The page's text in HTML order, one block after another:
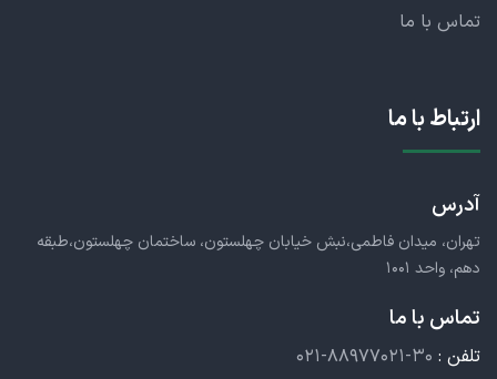
تماس با ما
ارتباط با ما
آدرس
تهران، میدان فاطمی،نبش خیابان چهلستون، ساختمان چهلستون،طبقه
دهم، واحد ۱۰۰۱
تماس با ما
تلفن : ۰۲۱-۸۸۹۷۷۰۲۱-۳۰